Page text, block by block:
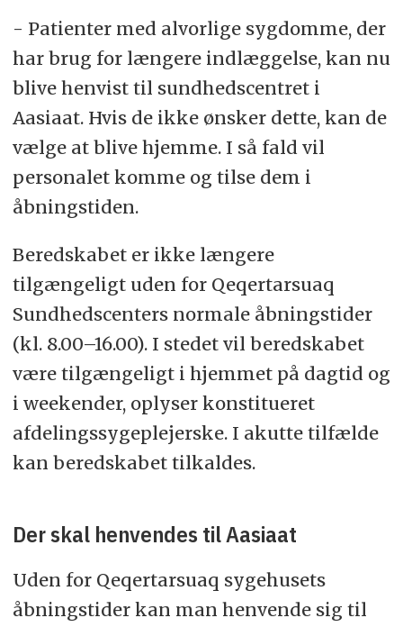
- Patienter med alvorlige sygdomme, der
har brug for længere indlæggelse, kan nu
blive henvist til sundhedscentret i
Aasiaat. Hvis de ikke ønsker dette, kan de
vælge at blive hjemme. I så fald vil
personalet komme og tilse dem i
åbningstiden.
Beredskabet er ikke længere
tilgængeligt uden for Qeqertarsuaq
Sundhedscenters normale åbningstider
(kl. 8.00–16.00). I stedet vil beredskabet
være tilgængeligt i hjemmet på dagtid og
i weekender, oplyser konstitueret
afdelingssygeplejerske. I akutte tilfælde
kan beredskabet tilkaldes.
Der skal henvendes til Aasiaat
Uden for Qeqertarsuaq sygehusets
åbningstider kan man henvende sig til